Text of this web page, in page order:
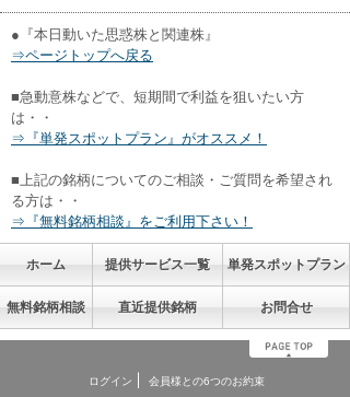
●『本日動いた思惑株と関連株』
⇒ページトップへ戻る
■急動意株などで、短期間で利益を狙いたい方
は・・
⇒『単発スポットプラン』がオススメ！
■上記の銘柄についてのご相談・ご質問を希望され
る方は・・
⇒『無料銘柄相談』をご利用下さい！
ホーム 提供サービス一覧 単発スポットプラン
無料銘柄相談 直近提供銘柄 お問合せ
ログイン
会員様との6つのお約束